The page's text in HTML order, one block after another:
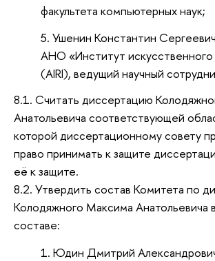
факультета компьютерных наук;
Ушенин Константин
АНО «Институт искусственного
(AIRI), ведущий научный
8.1. Считать диссертацию
Анатольевича соответствующей
которой диссертационному совету
право принимать к защите
её к защите.
8.2. Утвердить состав Комитета по
Колодяжного Максима Анатольевича
составе:
Юдин Дмитрий